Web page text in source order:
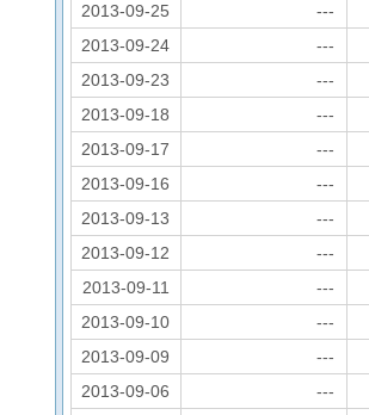
2013-09-25
---
2013-09-24
---
2013-09-23
---
2013-09-18
---
2013-09-17
---
2013-09-16
---
2013-09-13
---
2013-09-12
---
2013-09-11
---
2013-09-10
---
2013-09-09
---
2013-09-06
---